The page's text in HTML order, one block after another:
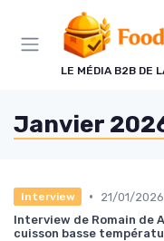
LE MÉDIA B2B DE
Janvier
Interview •
21/01/2026
Interview de Romain de
cuisson basse
Panneau de gestion des